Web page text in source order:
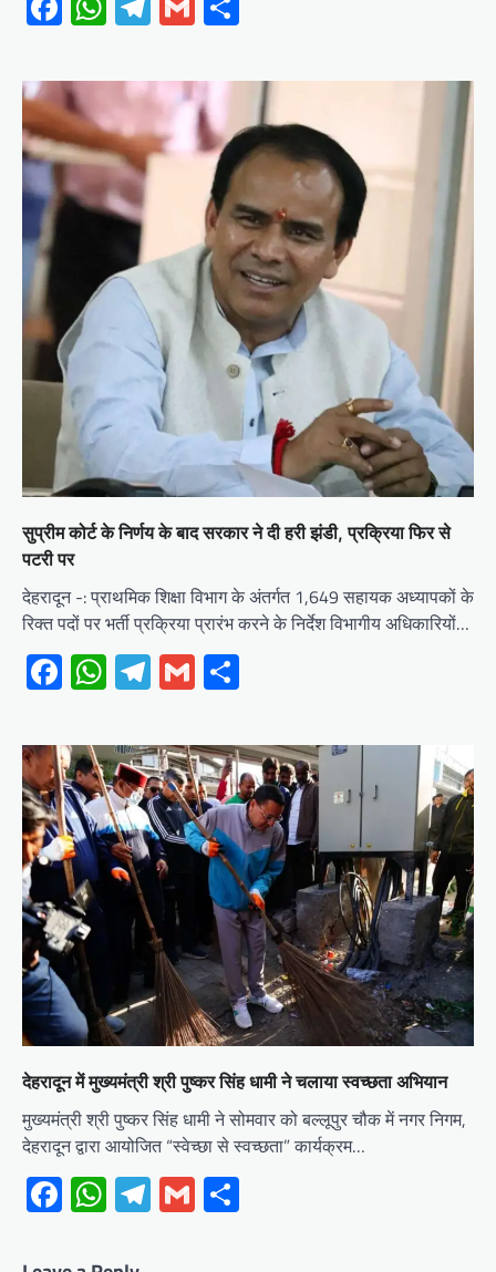
सुप्रीम कोर्ट के निर्णय के बाद सरकार ने दी हरी झंडी, प्रक्रिया फिर से
पटरी पर
देहरादून -: प्राथमिक शिक्षा विभाग के अंतर्गत 1,649 सहायक अध्यापकों के
रिक्त पदों पर भर्ती प्रक्रिया प्रारंभ करने के निर्देश विभागीय अधिकारियों…
Facebook
WhatsApp
Telegram
Gmail
देहरादून में मुख्यमंत्री श्री पुष्कर सिंह धामी ने चलाया स्वच्छता अभियान
मुख्यमंत्री श्री पुष्कर सिंह धामी ने सोमवार को बल्लूपुर चौक में नगर निगम,
देहरादून द्वारा आयोजित “स्वेच्छा से स्वच्छता” कार्यक्रम…
Facebook
WhatsApp
Telegram
Gmail